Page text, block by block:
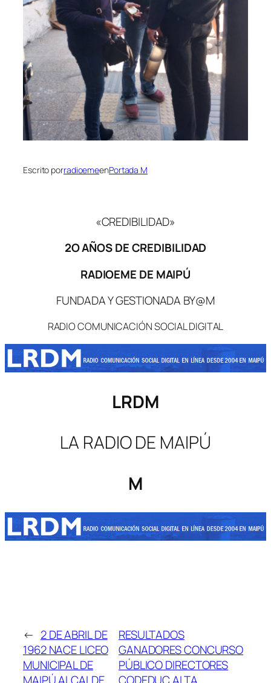
Escrito porradioemeenPortada M
«CREDIBILIDAD»
2O AÑOS DE CREDIBILIDAD
RADIOEME DE MAIPÚ
FUNDADA Y GESTIONADA BY@M
RADIO COMUNICACIÓN SOCIAL DIGITAL
LRDM
LA RADIO DE MAIPÚ
M
← 2 DE ABRIL DE
1962 NACE LICEO
MUNICIPAL DE
RESULTADOS
GANADORES CONCURSO
PÚBLICO DIRECTORES